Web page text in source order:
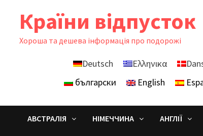
Країни відпусток
Хороша та дешева інформація про подорожі
Deutsch Ελληνικα
български
English
АВСТРАЛІЯ НІМЕЧЧИНА АНГЛІЇ